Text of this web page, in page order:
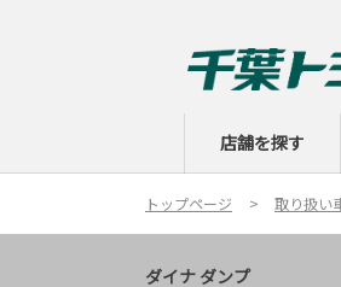
店舗を探す
トップページ 取り扱い
ダイナ ダンプ